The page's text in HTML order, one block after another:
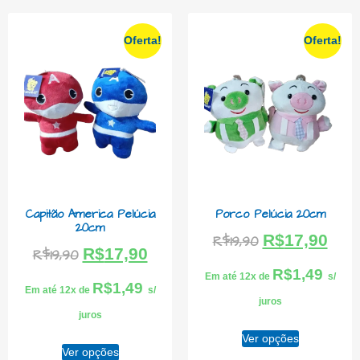
Oferta!
Capitão America Pelúcia
20cm
R$19,90 R$17,90
Em até 12x de R$1,49 s/
juros
Ver opções
Oferta!
Porco Pelúcia 20cm
R$19,90 R$17,90
Em até 12x de R$1,49 s/
juros
Ver opções